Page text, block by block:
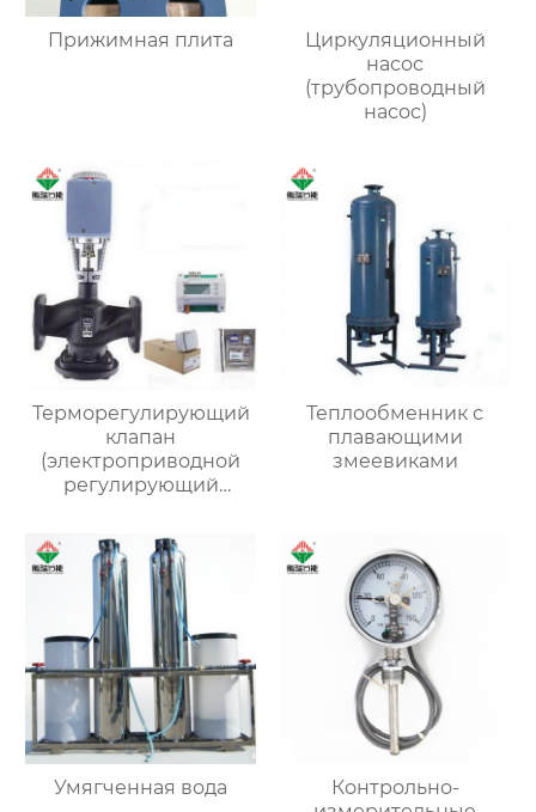
Прижимная плита
Циркуляционный
насос
(трубопроводный
насос)
Терморегулирующий
клапан
(электроприводной
регулирующий
Теплообменник с
плавающими
змеевиками
Умягченная вода
Контрольно-